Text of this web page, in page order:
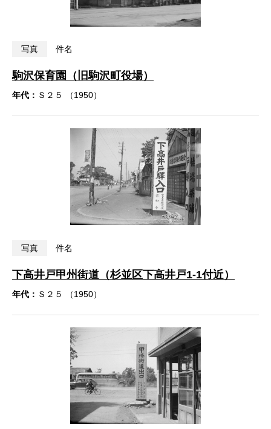
写真 件名
駒沢保育園（旧駒沢町役場）
年代： Ｓ２５ （1950）
写真 件名
下高井戸甲州街道（杉並区下高井戸1-1付近）
年代： Ｓ２５ （1950）